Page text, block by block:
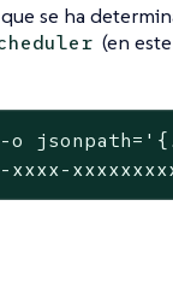
se ha
(en este
-o